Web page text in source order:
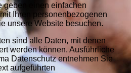
geben einen einfachen
Ihren personenbezogenen
unsere Website besuchen.
sind alle Daten, mit denen
werden können. Ausführliche
Datenschutz entnehmen Sie
aufgeführten